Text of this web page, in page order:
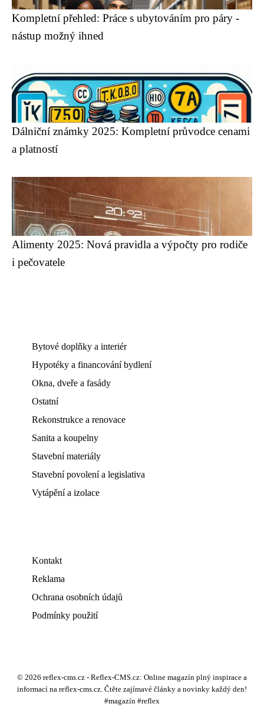
Kompletní přehled: Práce s ubytováním pro páry -
nástup možný ihned
Dálniční známky 2025: Kompletní průvodce cenami
a platností
Alimenty 2025: Nová pravidla a výpočty pro rodiče
i pečovatele
Bytové doplňky a interiér
Hypotéky a financování bydlení
Okna, dveře a fasády
Ostatní
Rekonstrukce a renovace
Sanita a koupelny
Stavební materiály
Stavební povolení a legislativa
Vytápění a izolace
Kontakt
Reklama
Ochrana osobních údajů
Podmínky použití
© 2026 reflex-cms.cz - Reflex-CMS.cz: Online magazín plný inspirace a
informací na reflex-cms.cz. Čtěte zajímavé články a novinky každý den!
#magazín #reflex